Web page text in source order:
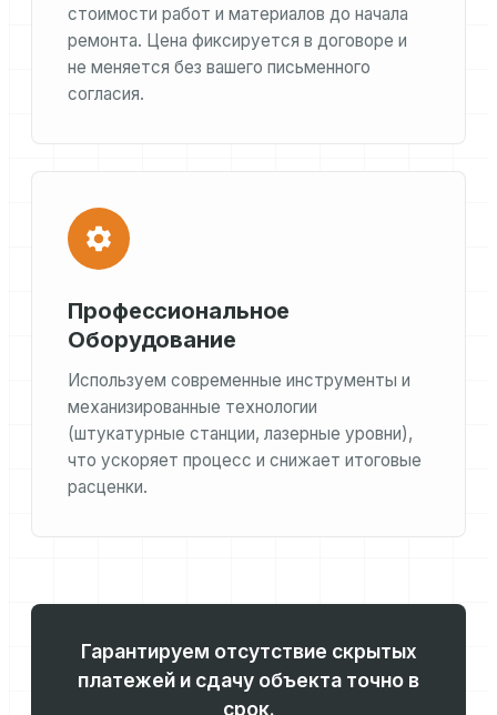
стоимости работ и материалов до начала
ремонта. Цена фиксируется в договоре и
не меняется без вашего письменного
согласия.
Профессиональное
Оборудование
Используем современные инструменты и
механизированные технологии
(штукатурные станции, лазерные уровни),
что ускоряет процесс и снижает итоговые
расценки.
Гарантируем отсутствие скрытых
платежей и сдачу объекта точно в
срок.